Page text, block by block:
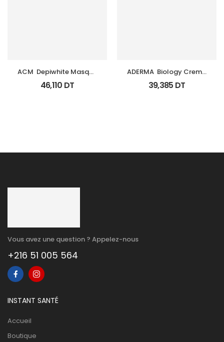
ACM  Depiwhite Masque
Tb 40Ml
46,110 DT
ADERMA  Biology Creme
Legere Hyd Tb 0Ml
39,385 DT
Vous avez une question ? Appelez-nous
+216 51 005 564
INSTANT SANTÉ
Accueil
Boutique